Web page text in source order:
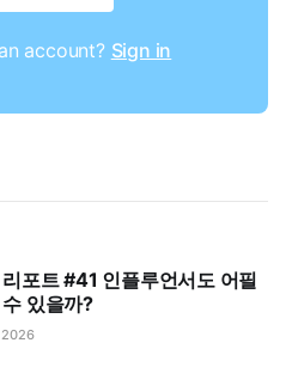
account? Sign in
포트 #41 인플루언서도 어필
있을까?